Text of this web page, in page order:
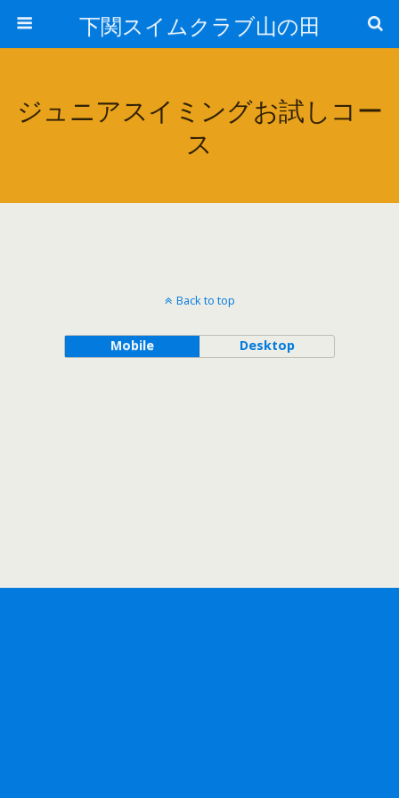
下関スイムクラブ山の田
ジュニアスイミングお試しコー
ス
Back to top
Mobile Desktop